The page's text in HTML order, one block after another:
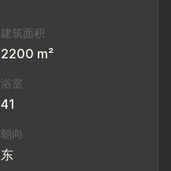
建筑面积
2200 m²
浴室
41
朝向
东